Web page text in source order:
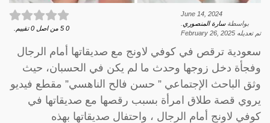
June 14, 2024
بواسطةسارة المنصوري
تم تعديله February 26, 2025
0
5 من اصل 0 تقييم.
سعودية ترقص في كوفي لاونج مع صديقاتها أمام الرجال
وفجأة دخل زوجها وحدث ما لم يكن في الحسبان، حيث
وثق الباحث الإجتماعي ” حسن فالح الناهسي” مقطع فيديو
يروي قصة طلاق امرأة بسبب رقصها مع صديقاتها في
كوفي لاونج أمام الرجال ، واحتفال صديقاتها بهذه